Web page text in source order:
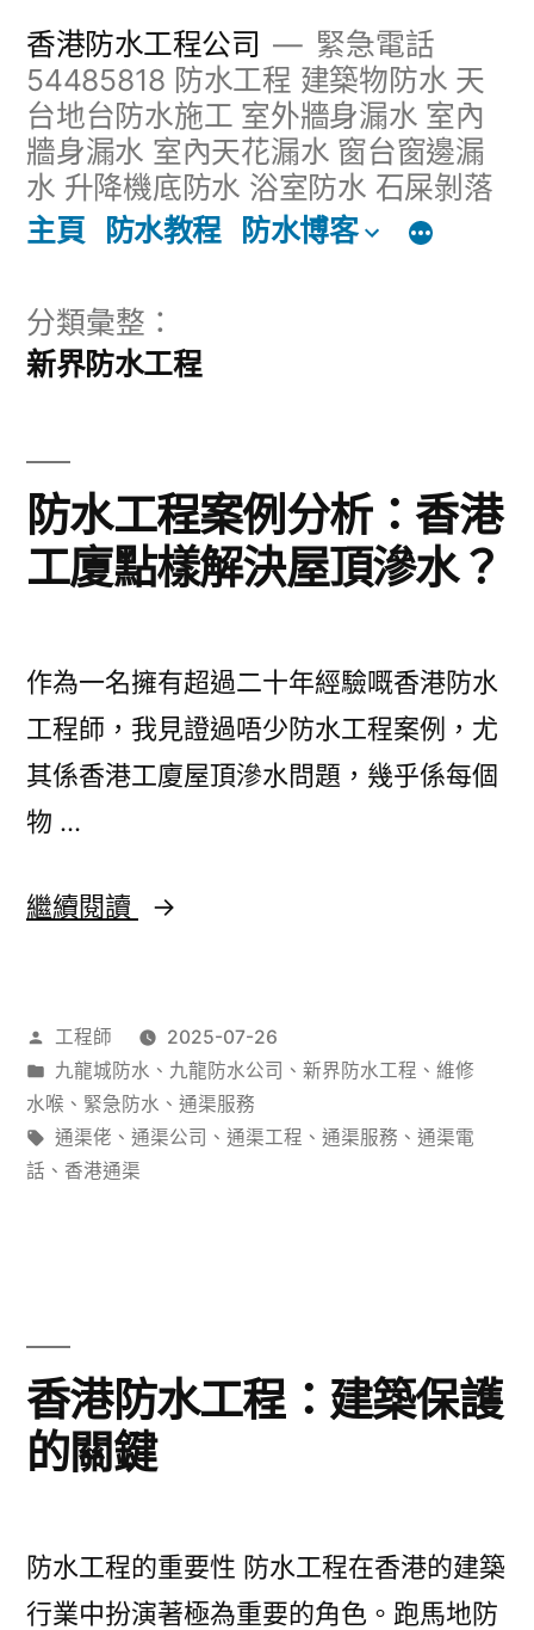
香港防水工程公司
緊急電話
54485818 防水工程 建築物防水 天
台地台防水施工 室外牆身漏水 室內
牆身漏水 室內天花漏水 窗台窗邊漏
水 升降機底防水 浴室防水 石屎剝落
主頁
防水教程 防水博客
分類彙整：
新界防水工程
防水工程案例分析：香港
工廈點樣解決屋頂滲水？
作為一名擁有超過二十年經驗嘅香港防水
工程師，我見證過唔少防水工程案例，尤
其係香港工廈屋頂滲水問題，幾乎係每個
物 …
繼續閱讀
防
程
案
例
分
工
廈
點
解
決
作
者：
工程師
2025-07-26
分
類：
九龍城防水 、 九龍防水公司 、 新界防水工程 、 維修
水喉 、 緊急防水 、 通渠服務
標
籤:
通渠佬 、 通渠公司 、 通渠工程 、 通渠服務 、 通渠電
話 、 香港通渠
香港防水工程：建築保護
的關鍵
防水工程的重要性 防水工程在香港的建築
行業中扮演著極為重要的角色。跑馬地防